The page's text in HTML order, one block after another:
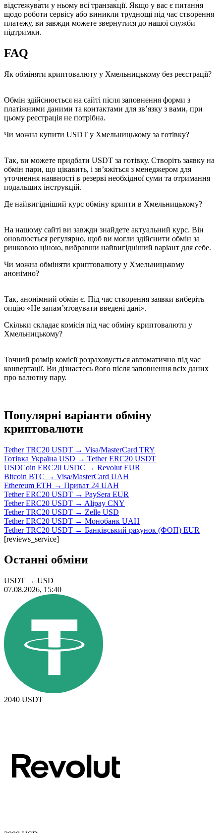
відстежувати у ньому всі транзакції. Якщо у вас є питання
щодо роботи сервісу або виникли труднощі під час створення
платежу, ви завжди можете звернутися до нашої служби
підтримки.
FAQ
Як обміняти криптовалюту у Хмельницькому без реєстрації?
Обмін здійснюється на сайті після заповнення форми з
платіжними даними та контактами для зв’язку з вами, при
цьому реєстрація не потрібна.
Чи можна купити USDT у Хмельницькому за готівку?
Так, ви можете придбати USDT за готівку. Створіть заявку на
обмін пари, що цікавить, і зв’яжіться з менеджером для
уточнення наявності в резерві необхідної суми та отримання
подальших інструкцій.
Де найвигідніший курс обміну крипти в Хмельницькому?
На нашому сайті ви завжди знайдете актуальний курс. Він
оновлюється регулярно, щоб ви могли здійснити обмін за
ринковою ціною, вибравши найвигідніший варіант для себе.
Чи можна обміняти криптовалюту у Хмельницькому
анонімно?
Так, анонімний обмін є. Під час створення заявки виберіть
опцію «Не запам’ятовувати введені дані».
Скільки складає комісія під час обміну криптовалюти у
Хмельницькому?
Точний розмір комісії розраховується автоматично під час
конвертації. Ви дізнаєтесь його після заповнення всіх даних
про валютну пару.
Популярні варіанти обміну
криптовалюти
Tether TRC20 USDT → Visa/MasterCard TRY
Готівка Україна USD → Tether ERC20 USDT
USDCoin ERC20 USDC → Revolut EUR
Bitcoin BTC → Visa/MasterCard UAH
Ethereum ETH → Приват 24 UAH
Tether ERC20 USDT → PaySera EUR
Tether ERC20 USDT → Alipay CNY
Tether TRC20 USDT → Zelle USD
Tether ERC20 USDT → Монобанк UAH
Tether TRC20 USDT → Банківський рахунок (ФОП) EUR
[reviews_service]
Останні обміни
USDT → USD
07.08.2026, 15:40
2040 USDT